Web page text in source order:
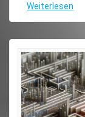
Weiterlesen